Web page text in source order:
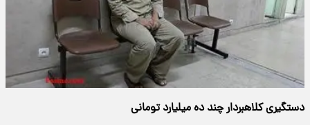
دستگیری کلاهبردار چند ده میلیارد تومانی